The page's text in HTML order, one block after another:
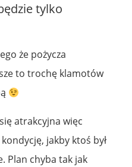
tylko
że pożycza
to trochę klamotów
atrakcyjna więc
jakby ktoś był
Plan chyba tak jak